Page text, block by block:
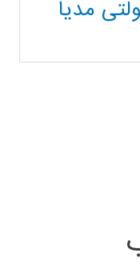
مدیا